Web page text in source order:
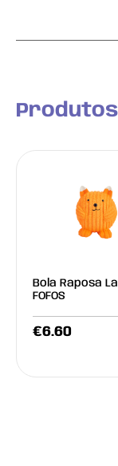
Bola Raposa
FOFOS
€6.60